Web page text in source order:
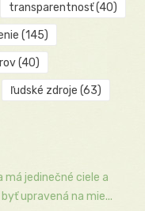
transparentnosť(40)
(145)
(40)
ľudské zdroje (63)
má jedinečné ciele a
upravená na mie...